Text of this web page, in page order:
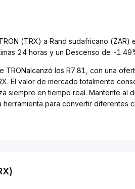
(TRX) a Rand sudafricano
24 horas y un Descenso de -
TRONalcanzó los R7.81, con una
El valor de mercado totalmente
siempre en tiempo real. Mantente al
herramienta para convertir diferentes